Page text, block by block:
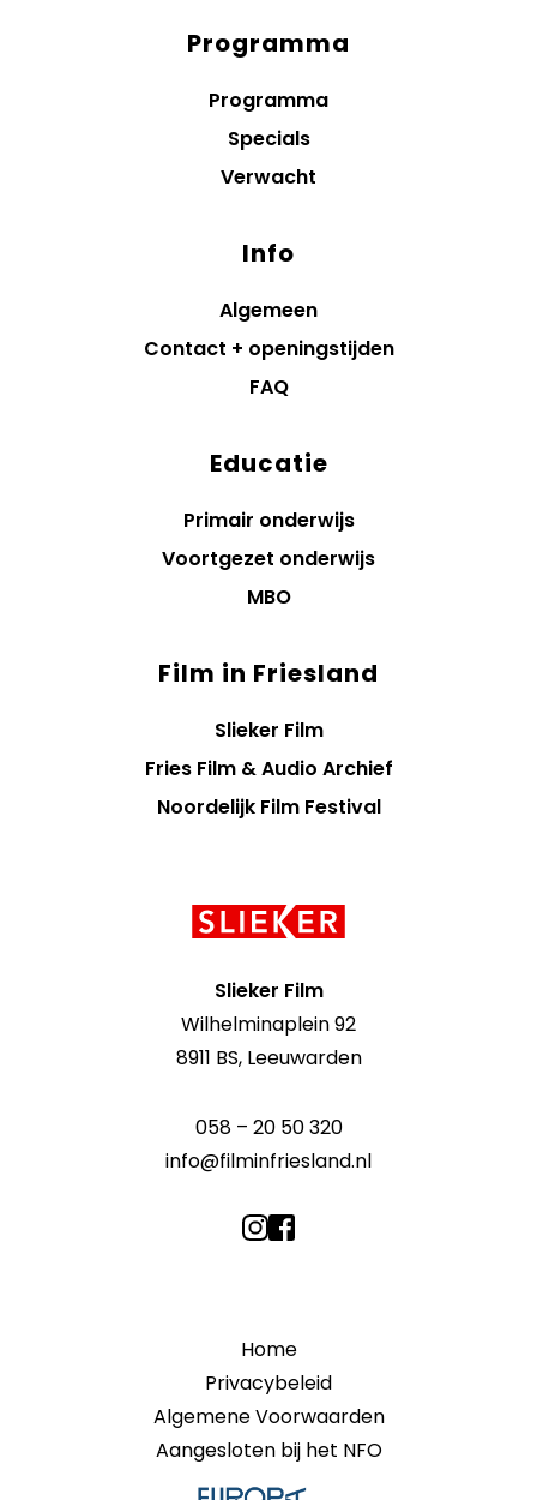
Programma
Programma
Specials
Verwacht
Info
Algemeen
Contact + openingstijden
FAQ
Educatie
Primair onderwijs
Voortgezet onderwijs
MBO
Film in Friesland
Slieker Film
Fries Film & Audio Archief
Noordelijk Film Festival
Slieker Film
Wilhelminaplein 92
8911 BS, Leeuwarden
058 – 20 50 320
info@filminfriesland.nl
Home
Privacybeleid
Algemene Voorwaarden
Aangesloten bij het NFO